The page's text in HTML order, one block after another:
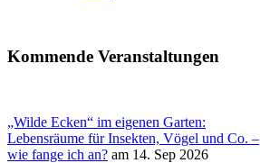
Kommende Veranstaltungen
„Wilde Ecken“ im eigenen Garten:
Lebensräume für Insekten, Vögel und Co. –
wie fange ich an? am 14. Sep 2026